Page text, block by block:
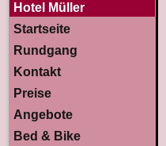
Hotel Müller
Startseite
Rundgang
Kontakt
Preise
Angebote
Bed & Bike